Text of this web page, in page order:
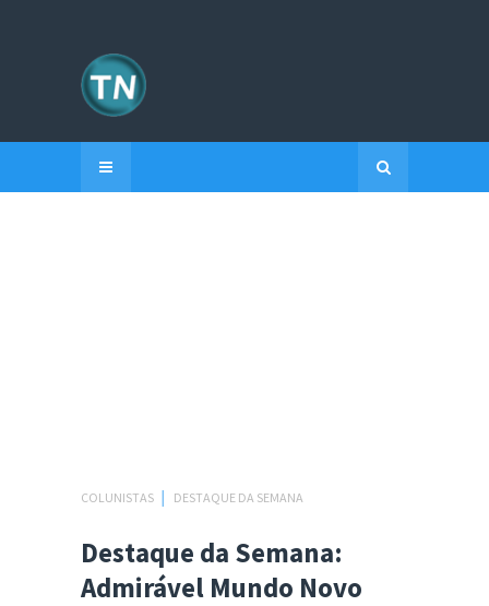
COLUNISTAS DESTAQUE DA SEMANA
Destaque da Semana:
Admirável Mundo Novo